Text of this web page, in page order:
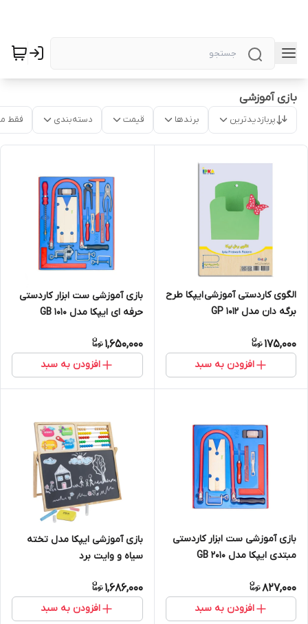
بازی آموزشی
پربازدیدترین برندها قیمت دسته‌بندی فقط
الگوی کاردستی آموزشی ایپکا طرح
برگه دان مدل GP 1012
175,000
افزودن به سبد
بازی آموزشی ست ابزار کاردستی
حرفه ای ایپکا مدل GB 1010
1,650,000
افزودن به سبد
بازی آموزشی ست ابزار کاردستی
مبتدی ایپکا مدل GB 2010
827,000
افزودن به سبد
بازی آموزشی ایپکا مدل تخته
سیاه و وایت برد
1,686,000
افزودن به سبد